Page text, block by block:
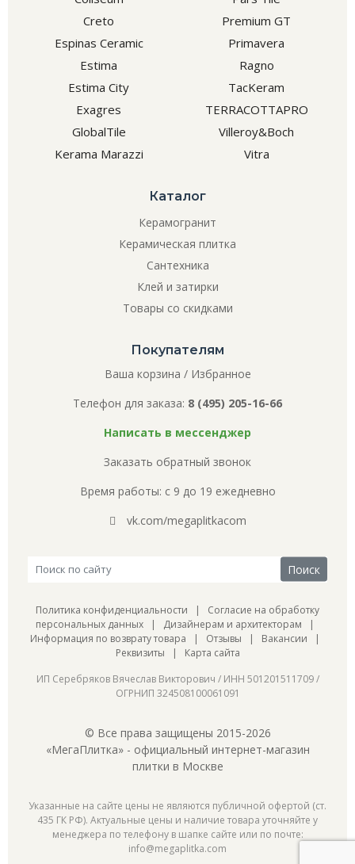
Creto
Espinas Ceramic
Estima
Estima City
Exagres
GlobalTile
Kerama Marazzi
Premium GT
Primavera
Ragno
TacKeram
TERRACOTTAPRO
Villeroy&Boch
Vitra
Каталог
Керамогранит
Керамическая плитка
Сантехника
Клей и затирки
Товары со скидками
Покупателям
Ваша корзина / Избранное
Телефон для заказа: 8 (495) 205-16-66
Написать в мессенджер
Заказать обратный звонок
Время работы: с 9 до 19 ежедневно
vk.com/megaplitkacom
Политика конфиденциальности | Согласие на обработку
персональных данных | Дизайнерам и архитекторам |
Информация по возврату товара | Отзывы | Вакансии |
Реквизиты | Карта сайта
ИП Серебряков Вячеслав Викторович / ИНН 501201511709 /
ОГРНИП 324508100061091
© Все права защищены 2015-2026
«МегаПлитка» - официальный интернет-магазин
плитки в Москве
Указанные на сайте цены не являются публичной офертой (ст.
435 ГК РФ). Актуальные цены и наличие товара уточняйте у
менеджера по телефону в шапке сайте или по почте:
info@megaplitka.com